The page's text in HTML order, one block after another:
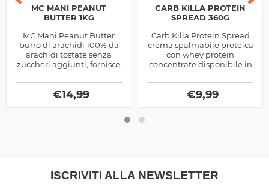
MC MANI PEANUT
BUTTER 1KG
MC Mani Peanut Butter
burro di arachidi 100% da
arachidi tostate senza
zuccheri aggiunti, fornisce
ai tuoi spuntini quotidiani
€14,99
CARB KILLA PROTEIN
SPREAD 360G
Carb Killa Protein Spread
crema spalmabile proteica
con whey protein
concentrate disponibile in
come supporto per gli
spuntini...
€9,99
ISCRIVITI ALLA NEWSLETTER